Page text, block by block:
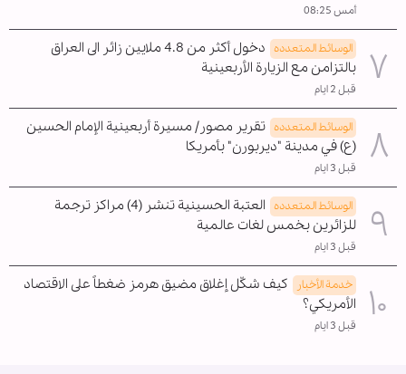
أمس 08:25
الوسائط المتعدده
دخول أكثر من 4.8 ملايين زائر الى العراق
بالتزامن مع الزيارة الأربعينية
قبل 2 ايام
الوسائط المتعدده تقرير مصور/ مسيرة أربعينية الإمام الحسين
(ع) في مدينة "ديربورن" بأمريكا
قبل 3 ايام
الوسائط المتعدده
العتبة الحسينية تنشر (4) مراكز ترجمة
للزائرين بخمس لغات عالمية
قبل 3 ايام
خدمة الأخبار
كيف شكّل إغلاق مضيق هرمز ضغطاً على الاقتصاد
الأمريكي؟
قبل 3 ايام